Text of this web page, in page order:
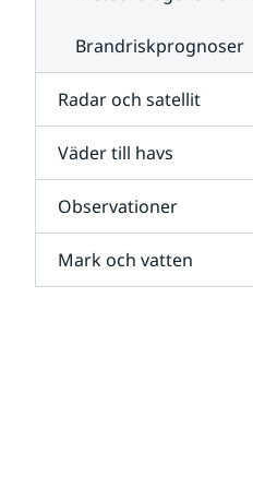
Brandriskprognoser
Radar och satellit
Väder till havs
Observationer
Mark och vatten